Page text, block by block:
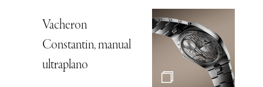
Vacheron
Constantin, manual
ultraplano